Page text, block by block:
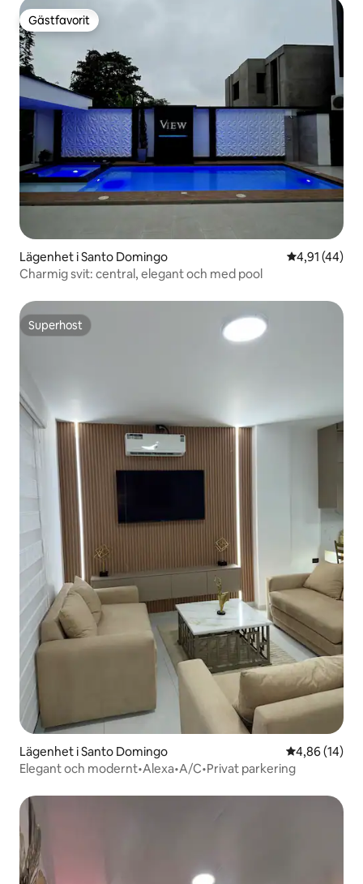
Gästfavorit
Gästfavorit
Lägenhet i Santo Domingo 4,91 av 5 i
4,91 (44)
Charmig svit: central, elegant och med pool
Superhost
Superhost
Lägenhet i Santo Domingo 4,86 av 5 i
4,86 (14)
Elegant och modernt•Alexa•A/C•Privat parkering